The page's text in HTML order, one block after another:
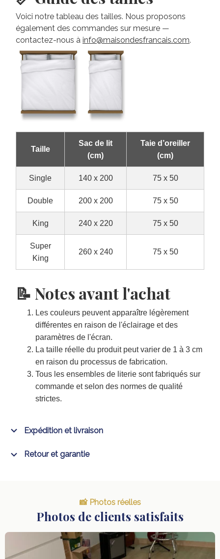
Voici notre tableau des tailles. Nous proposons
également des commandes sur mesure —
contactez-nous à info@maisondesfrancais.com.
Taille
Sac de lit
(cm)
Taie d’oreiller
(cm)
Single 140 x 200 75 x 50
Double 200 x 200 75 x 50
King 240 x 220 75 x 50
Super
King
260 x 240 75 x 50
📝 Notes avant l'achat
Les couleurs peuvent apparaître légèrement
différentes en raison de l'éclairage et des
paramètres de l'écran.
La taille réelle du produit peut varier de 1 à 3 cm
en raison du processus de fabrication.
Tous les ensembles de literie sont fabriqués sur
commande et selon des normes de qualité
strictes.
Expédition et livraison
Retour et garantie
📸 Photos réelles
Photos de clients satisfaits